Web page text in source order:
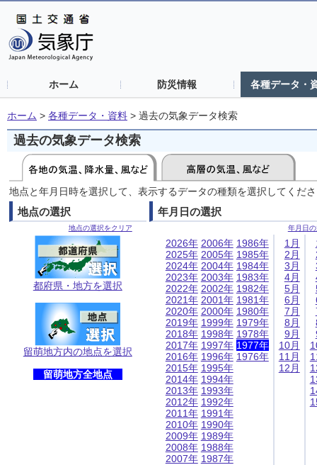
ホーム 防災情報 各種データ・
ホーム > 各種データ・資料 > 過去の気象データ検索
過去の気象データ検索
地点と年月日時を選択して、表示するデータの種類を選択してくだ
地点の選択
地点の選択をクリア
都府県・地方を選択
留萌地方内の地点を選択
留萌地方全地点
年月日の選択
年月日
2026年
2025年
2024年
2023年
2022年
2021年
2020年
2019年
2018年
2017年
2016年
2015年
2014年
2013年
2012年
2011年
2010年
2009年
2008年
2007年
2006年
2005年
2004年
2003年
2002年
2001年
2000年
1999年
1998年
1997年
1996年
1995年
1994年
1993年
1992年
1991年
1990年
1989年
1988年
1987年
1986年
1985年
1984年
1983年
1982年
1981年
1980年
1979年
1978年
1977年
1976年
1月
2月
3月
4月
5月
6月
7月
8月
9月
10月
11月
12月